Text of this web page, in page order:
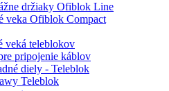
držiaky Ofiblok Line
veka Ofiblok Compact
veká teleblokov
pripojenie káblov
diely - Teleblok
Teleblok